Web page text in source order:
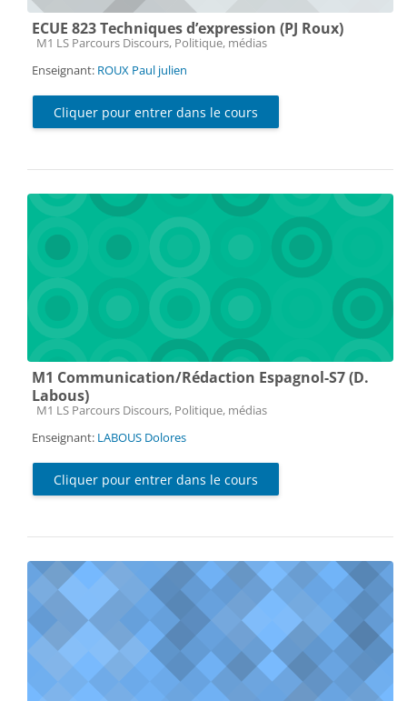
ECUE 823 Techniques d’expression (PJ Roux)
Catégorie de cours
M1 LS Parcours Discours, Politique, médias
Enseignant: ROUX Paul julien
Cliquer pour entrer dans le cours
M1 Communication/Rédaction Espagnol-S7 (D.
Labous)
Catégorie de cours
M1 LS Parcours Discours, Politique, médias
Enseignant: LABOUS Dolores
Cliquer pour entrer dans le cours